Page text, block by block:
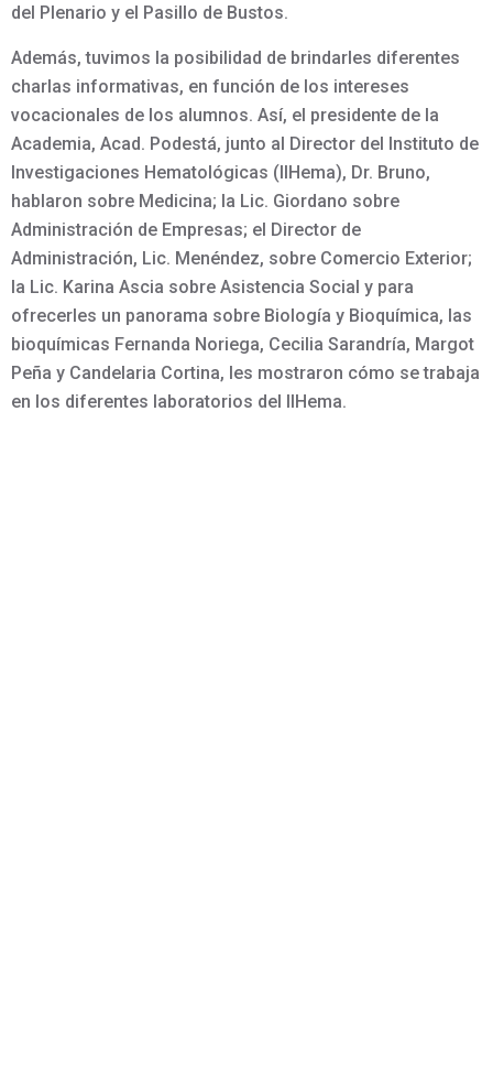
del Plenario y el Pasillo de Bustos.
Además, tuvimos la posibilidad de brindarles diferentes
charlas informativas, en función de los intereses
vocacionales de los alumnos. Así, el presidente de la
Academia, Acad. Podestá, junto al Director del Instituto de
Investigaciones Hematológicas (IIHema), Dr. Bruno,
hablaron sobre Medicina; la Lic. Giordano sobre
Administración de Empresas; el Director de
Administración, Lic. Menéndez, sobre Comercio Exterior;
la Lic. Karina Ascia sobre Asistencia Social y para
ofrecerles un panorama sobre Biología y Bioquímica, las
bioquímicas Fernanda Noriega, Cecilia Sarandría, Margot
Peña y Candelaria Cortina, les mostraron cómo se trabaja
en los diferentes laboratorios del IIHema.